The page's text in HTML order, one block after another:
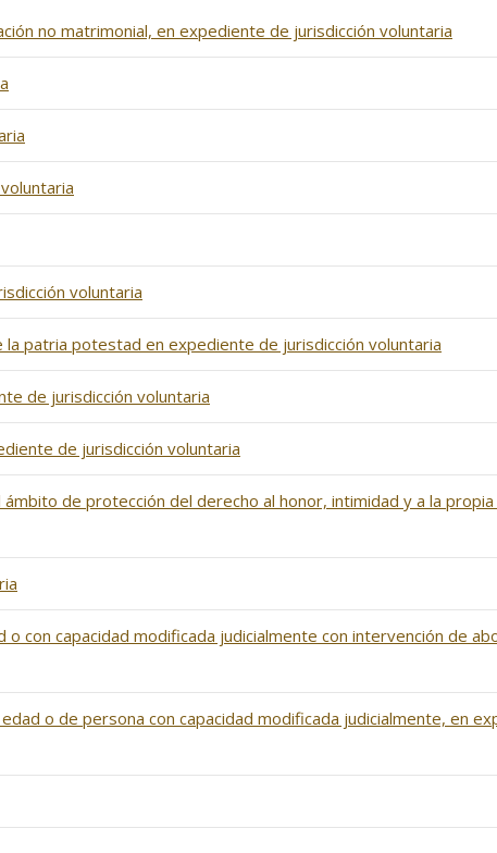
no matrimonial, en expediente de jurisdicción voluntaria
voluntaria
patria potestad en expediente de jurisdicción voluntaria
de jurisdicción voluntaria
de jurisdicción voluntaria
de protección del derecho al honor, intimidad y a la
con capacidad modificada judicialmente con intervención de
o de persona con capacidad modificada judicialmente, en